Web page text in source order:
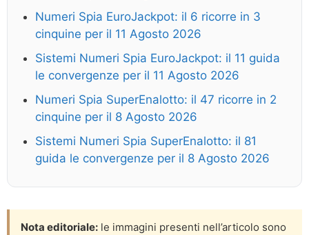
Numeri Spia EuroJackpot: il 6 ricorre in 3
cinquine per il 11 Agosto 2026
Sistemi Numeri Spia EuroJackpot: il 11 guida
le convergenze per il 11 Agosto 2026
Numeri Spia SuperEnalotto: il 47 ricorre in 2
cinquine per il 8 Agosto 2026
Sistemi Numeri Spia SuperEnalotto: il 81
guida le convergenze per il 8 Agosto 2026
Nota editoriale: le immagini presenti nell’articolo sono